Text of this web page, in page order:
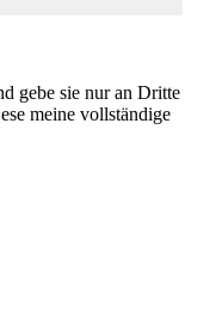
gebe sie nur an Dritte
meine vollständige